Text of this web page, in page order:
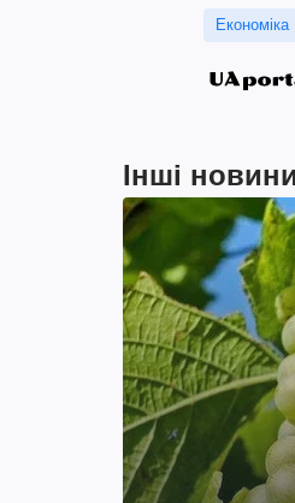
Економіка
Інші новини